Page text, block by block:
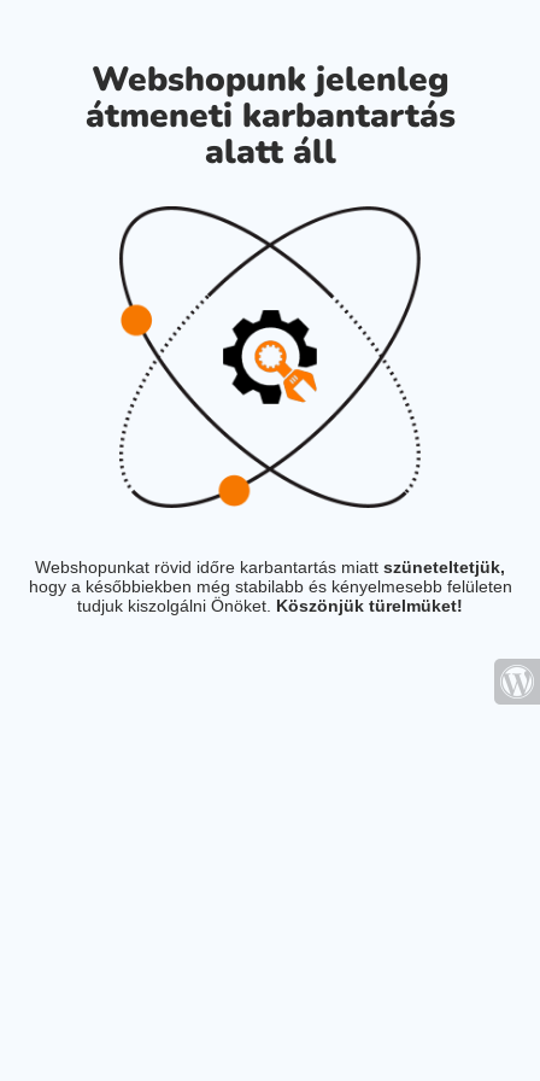
Webshopunk jelenleg
átmeneti karbantartás
alatt áll
Webshopunkat rövid időre karbantartás miatt szüneteltetjük,
hogy a későbbiekben még stabilabb és kényelmesebb felületen
tudjuk kiszolgálni Önöket. Köszönjük türelmüket!